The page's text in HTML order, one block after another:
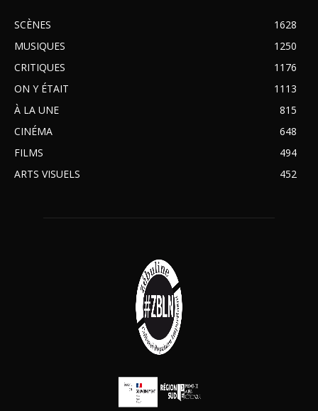
SCÈNES
1628
MUSIQUES
1250
CRITIQUES
1176
ON Y ÉTAIT
1113
À LA UNE
815
CINÉMA
648
FILMS
494
ARTS VISUELS
452